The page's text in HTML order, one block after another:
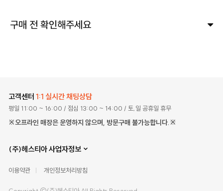
구매 전 확인해주세요
고객센터 1:1 실시간 채팅상담
평일 11:00 ~ 16:00 / 점심 13:00 ~ 14:00 / 토,일 공휴일 휴무
※오프라인 매장은 운영하지 않으며, 방문구매 불가능합니다.※
(주)헤스티아 사업자정보
이용약관 개인정보처리방침